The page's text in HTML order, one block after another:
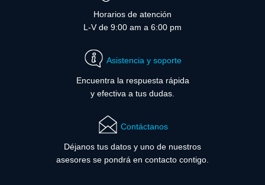
Horarios de atención
L-V de 9:00 am a 6:00 pm
Asistencia y soporte
Encuentra la respuesta rápida
y efectiva a tus dudas.
Contáctanos
Déjanos tus datos y uno de nuestros
asesores se pondrá en contacto contigo.